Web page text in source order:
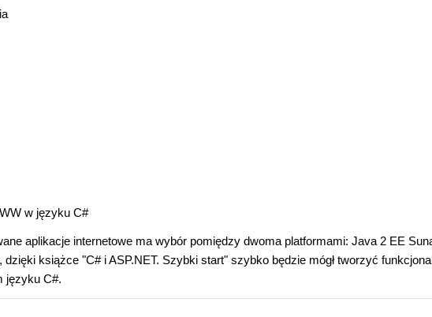
w języku C#
aplikacje internetowe ma wybór pomiędzy dwoma platformami: Java 2 EE
książce "C# i ASP.NET. Szybki start" szybko będzie mógł tworzyć
języku C#.